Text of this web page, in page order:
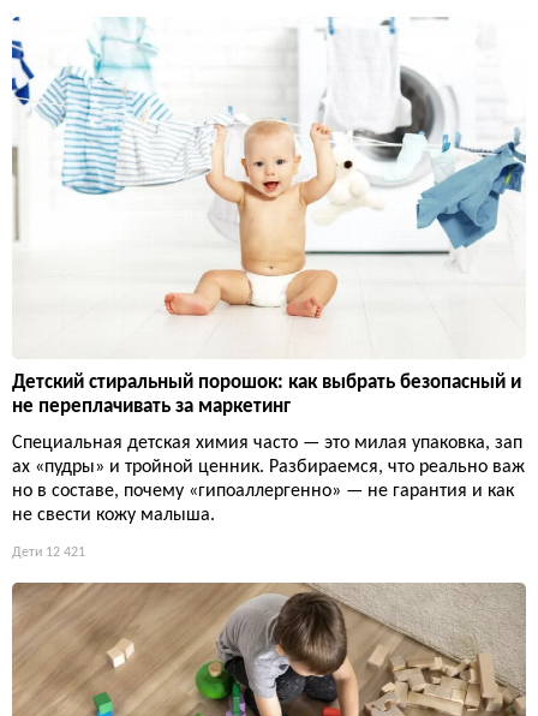
Детский стиральный порошок: как выбрать безопасный и
не переплачивать за маркетинг
Специальная детская химия часто — это милая упаковка, зап
ах «пудры» и тройной ценник. Разбираемся, что реально важ
но в составе, почему «гипоаллергенно» — не гарантия и как
не свести кожу малыша.
Дети 12 421